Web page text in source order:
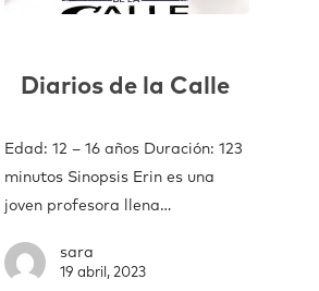
Diarios de la Calle
Edad: 12 – 16 años Duración: 123
minutos Sinopsis Erin es una
joven profesora llena…
sara
19 abril, 2023